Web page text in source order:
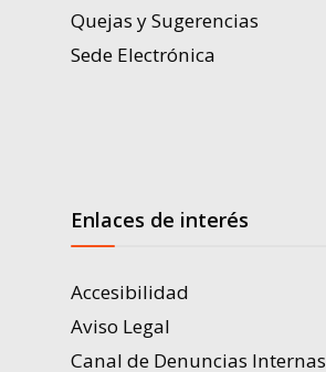
Quejas y Sugerencias
Sede Electrónica
Enlaces de interés
Accesibilidad
Aviso Legal
Canal de Denuncias Internas